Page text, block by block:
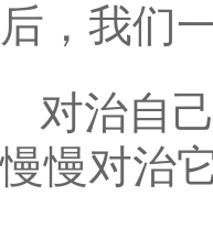
后，我们
对治自
慢慢对治